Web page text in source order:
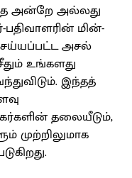
அன்றே அல்லது
மின்-
அசல்
உங்களது
இந்தத்
தலையீடும்,
முற்றிலுமாக